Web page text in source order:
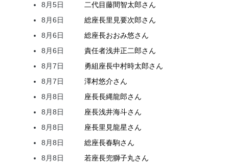
8月5日
二代目藤間智太郎さん
8月6日
総座長里見要次郎さん
8月6日
総座長おおみ悠さん
8月6日
責任者浅井正二郎さん
8月7日
勇組座長中村時太郎さん
8月7日
澤村悠介さん
8月8日
座長長縄龍郎さん
8月8日
座長浅井海斗さん
8月8日
座長里見龍星さん
8月8日
総座長春駒さん
8月8日
若座長兜獅子丸さん